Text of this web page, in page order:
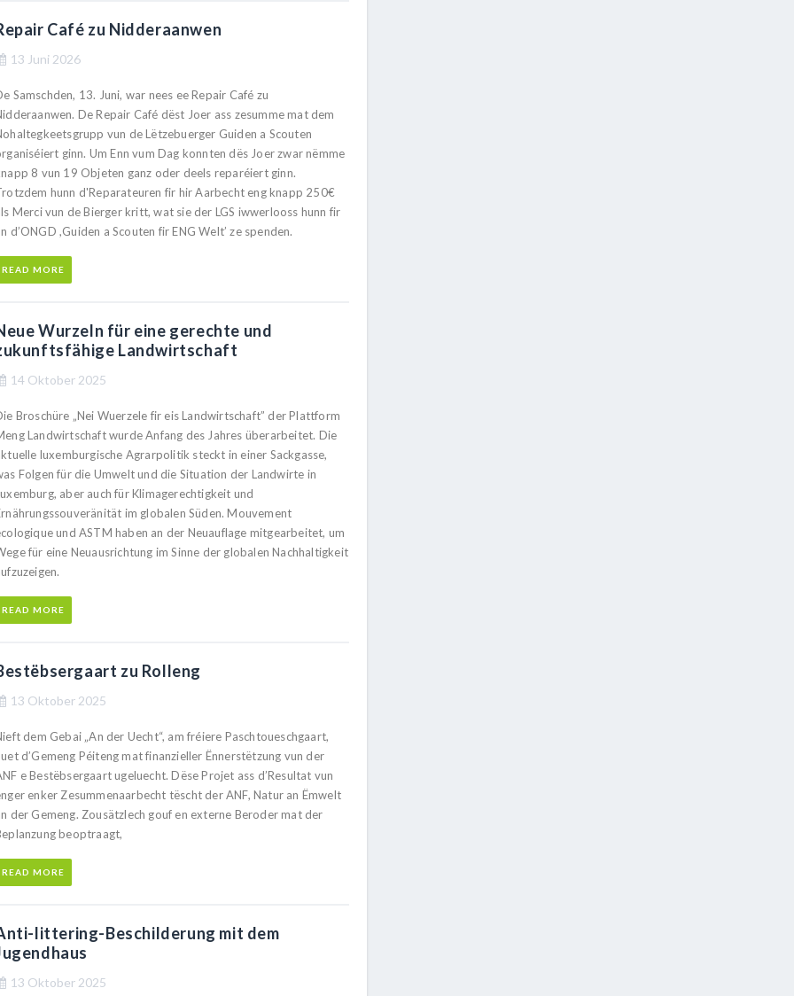
Café zu Nidderaanwen
13 Juni 2026
Samschden, 13. Juni, war nees ee Repair Café zu
De Repair Café dëst Joer ass zesumme mat dem
vun de Lëtzebuerger Guiden a Scouten
ginn. Um Enn vum Dag konnten dës Joer zwar nëmme
8 vun 19 Objeten ganz oder deels reparéiert ginn.
hunn d'Reparateuren fir hir Aarbecht eng knapp 250€
Merci vun de Bierger kritt, wat sie der LGS iwwerlooss hunn fir
d’ONGD ,Guiden a Scouten fir ENG Welt’ ze spenden.
READ MORE
Wurzeln für eine gerechte und
Landwirtschaft
14 Oktober 2025
Broschüre „Nei Wuerzele fir eis Landwirtschaft” der Plattform
Landwirtschaft wurde Anfang des Jahres überarbeitet. Die
luxemburgische Agrarpolitik steckt in einer Sackgasse,
Folgen für die Umwelt und die Situation der Landwirte in
aber auch für Klimagerechtigkeit und
im globalen Süden. Mouvement
und ASTM haben an der Neuauflage mitgearbeitet, um
für eine Neuausrichtung im Sinne der globalen Nachhaltigkeit
READ MORE
zu Rolleng
13 Oktober 2025
dem Gebai „An der Uecht“, am fréiere Paschtoueschgaart,
d’Gemeng Péiteng mat finanzieller Ënnerstëtzung vun der
e Bestëbsergaart ugeluecht. Dëse Projet ass d’Resultat vun
enker Zesummenaarbecht tëscht der ANF, Natur an Ëmwelt
der Gemeng. Zousätzlech gouf en externe Beroder mat der
beoptraagt,
READ MORE
littering-Beschilderung mit dem
13 Oktober 2025